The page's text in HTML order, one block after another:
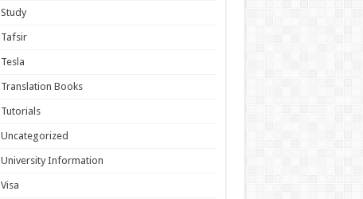
Study
Tafsir
Tesla
Translation Books
Tutorials
Uncategorized
University Information
Visa